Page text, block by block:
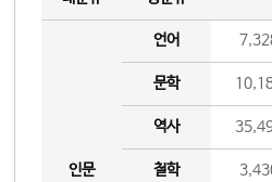
인문
언어
문학
역사
철학